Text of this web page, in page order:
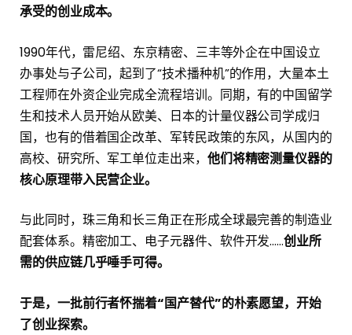
承受的创业成本。
1990年代，雷尼绍、东京精密、三丰等外企在中国设立
办事处与子公司，起到了“技术播种机”的作用，大量本土
工程师在外资企业完成全流程培训。同期，有的中国留学
生和技术人员开始从欧美、日本的计量仪器公司学成归
国，也有的借着国企改革、军转民政策的东风，从国内的
高校、研究所、军工单位走出来， 他们将精密测量仪器的
核心原理带入民营企业。
与此同时，珠三角和长三角正在形成全球最完善的制造业
配套体系。精密加工、电子元器件、软件开发……创业所
需的供应链几乎唾手可得。
于是，一批前行者怀揣着“国产替代”的朴素愿望，开始
了创业探索。